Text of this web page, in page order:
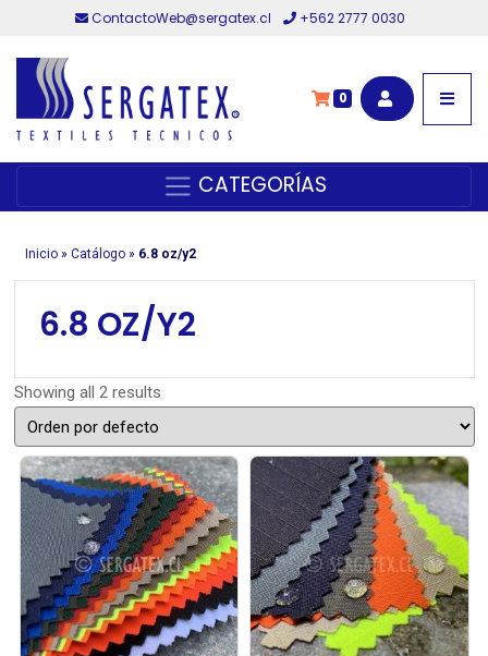
ContactoWeb@sergatex.cl +562 2777 0030
0
CATEGORÍAS
Inicio» Catálogo» 6.8 oz/y2
6.8 OZ/Y2
Showing all 2 results